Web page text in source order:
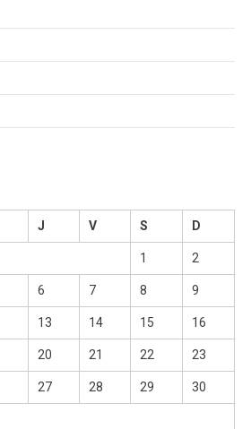
J V S D
1 2
6 7 8 9
13 14 15 16
20 21 22 23
27 28 29 30